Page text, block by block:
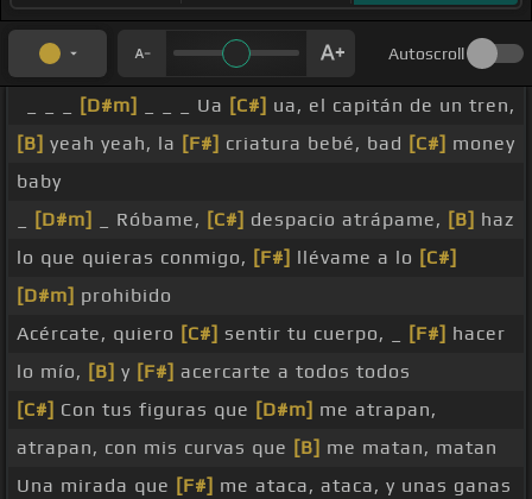
Autoscroll
[D#m] _ _ _ Ua [C#] ua, el capitán de un tren,
[B] yeah yeah, la [F#] criatura bebé, bad [C#] money
baby
[D#m] _ Róbame, [C#] despacio atrápame, [B] haz
lo que quieras conmigo, [F#] llévame a lo [C#]
[D#m] prohibido
Acércate, quiero [C#] sentir tu cuerpo, _ [F#] hacer
lo mío, [B] y [F#] acercarte a todos todos
[C#] Con tus figuras que [D#m] me atrapan,
atrapan, con mis curvas que [B] me matan, matan
Una mirada que [F#] me ataca, ataca, y unas ganas